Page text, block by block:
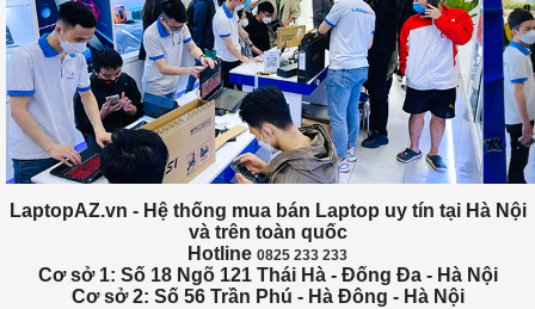
LaptopAZ.vn - Hệ thống mua bán Laptop uy tín tại Hà Nội
và trên toàn quốc
Hotline 0825 233 233
Cơ sở 1: Số 18 Ngõ 121 Thái Hà - Đống Đa - Hà Nội
Cơ sở 2: Số 56 Trần Phú - Hà Đông - Hà Nội